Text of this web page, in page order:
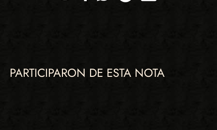
PARTICIPARON DE ESTA NOTA